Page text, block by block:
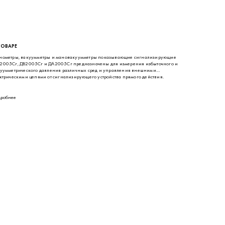
вакуумметры и мановакуумметры показывающие сигнализирующие
ДВ2005Сг и ДА2005Сг предназначены для измерения избыточного и
давления различных сред и управления внешними